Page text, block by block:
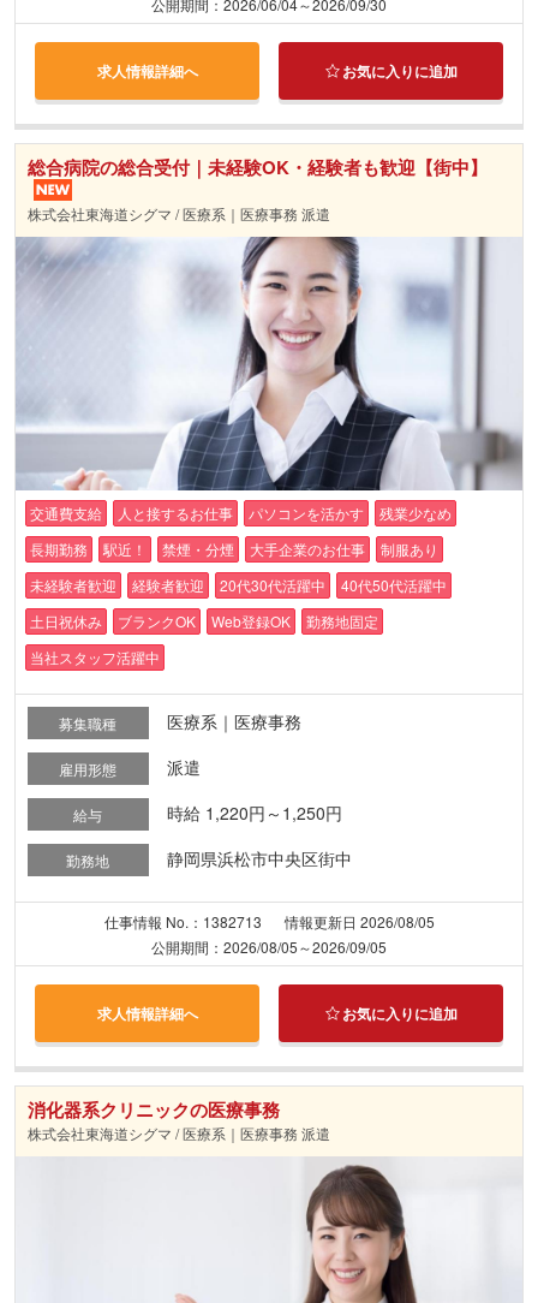
求人情報詳細へ お気に入りに追加
総合病院の総合受付｜未経験OK・経験者も歓迎【街中】
株式会社東海道シグマ / 医療系｜医療事務 派遣
交通費支給 人と接するお仕事 パソコンを活かす
残業少なめ
長期勤務
駅近！ 禁煙・分煙 大手企業のお仕事
制服あり
未経験者歓迎
経験者歓迎 20代30代活躍中
40代50代活躍中
土日祝休み
ブランクOK Web登録OK
勤務地固定
当社スタッフ活躍中
募集職種 医療系｜医療事務
雇用形態 派遣
給与 時給 1,220円～1,250円
勤務地 静岡県浜松市中央区街中
仕事情報 No.：1382713
情報更新日 2026/08/05
公開期間：2026/08/05～2026/09/05
求人情報詳細へ お気に入りに追加
消化器系クリニックの医療事務
株式会社東海道シグマ / 医療系｜医療事務 派遣